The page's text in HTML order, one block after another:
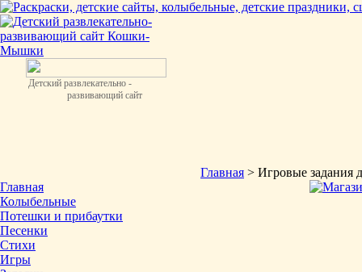
Детский развлекательно -
развивающий сайт
Главная
Колыбельные
Потешки и прибаутки
Песенки
Стихи
Игры
Главная > Игровые задания